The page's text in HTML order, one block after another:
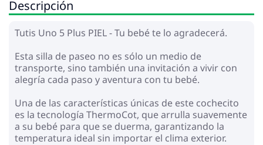
Descripción
Tutis Uno 5 Plus PIEL - Tu bebé te lo agradecerá.
Esta silla de paseo no es sólo un medio de
transporte, sino también una invitación a vivir con
alegría cada paso y aventura con tu bebé.
Una de las características únicas de este cochecito
es la tecnología ThermoCot, que arrulla suavemente
a su bebé para que se duerma, garantizando la
temperatura ideal sin importar el clima exterior.